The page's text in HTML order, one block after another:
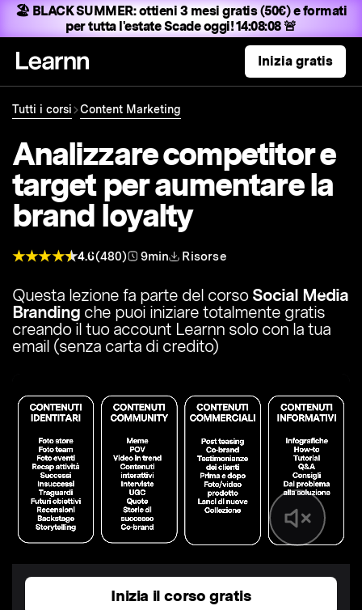
🏖️ BLACK SUMMER:ottieni 3 mesi gratis (50€) e formati
per tutta l'estateScade oggi! 14:08:07 🚨
Inizia gratis
Tutti i corsi Content Marketing
Analizzare competitor e
target per aumentare la
brand loyalty
4.6(480) 9min Risorse
Questa lezione fa parte del corso Social Media
Branding che puoi iniziare totalmente gratis
creando il tuo account Learnn solo con la tua
email (senza carta di credito)
Inizia il corso gratis